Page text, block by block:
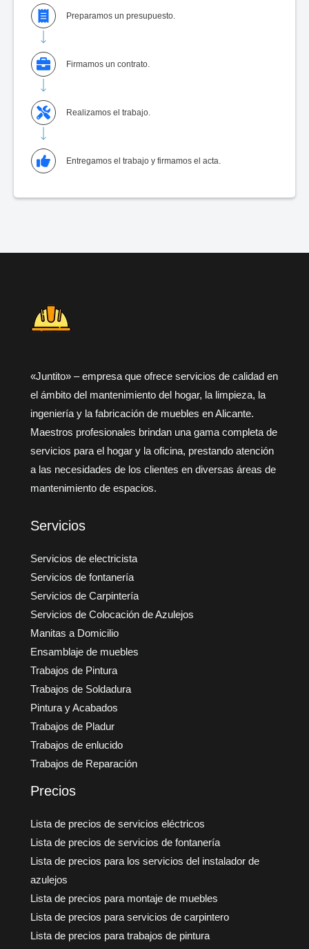
Preparamos un presupuesto.
Firmamos un contrato.
Realizamos el trabajo.
Entregamos el trabajo y firmamos el acta.
«Juntito» – empresa que ofrece servicios de calidad en
el ámbito del mantenimiento del hogar, la limpieza, la
ingeniería y la fabricación de muebles en Alicante.
Maestros profesionales brindan una gama completa de
servicios para el hogar y la oficina, prestando atención
a las necesidades de los clientes en diversas áreas de
mantenimiento de espacios.
Servicios
Servicios de electricista
Servicios de fontanería
Servicios de Carpintería
Servicios de Colocación de Azulejos
Manitas a Domicilio
Ensamblaje de muebles
Trabajos de Pintura
Trabajos de Soldadura
Pintura y Acabados
Trabajos de Pladur
Trabajos de enlucido
Trabajos de Reparación
Precios
Lista de precios de servicios eléctricos
Lista de precios de servicios de fontanería
Lista de precios para los servicios del instalador de
azulejos
Lista de precios para montaje de muebles
Lista de precios para servicios de carpintero
Lista de precios para trabajos de pintura